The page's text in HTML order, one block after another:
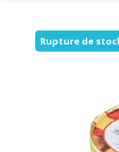
Rupture de